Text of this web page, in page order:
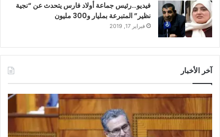
فيديو…رئيس جماعة أولاد فارس يتحدث عن “نجية
نظير” المتبرعة بمليار و300 مليون
فبراير 17, 2019
آخر الأخبار